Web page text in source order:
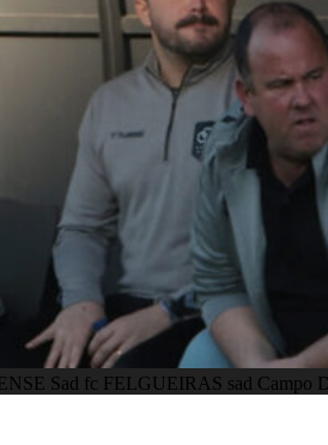
Sad fc FELGUEIRAS sad Campo